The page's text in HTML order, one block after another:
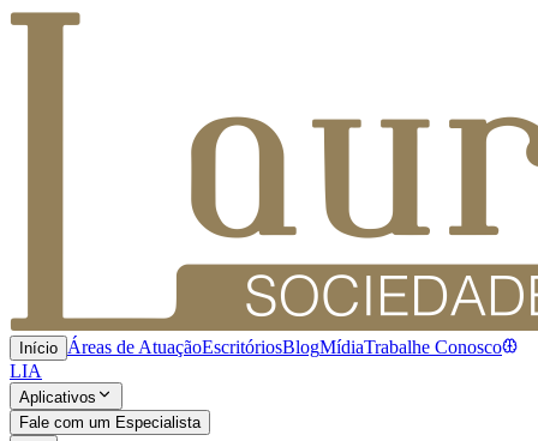
Início Áreas de AtuaçãoEscritóriosBlogMídiaTrabalhe Conosco
LIA
Aplicativos
Fale com um Especialista